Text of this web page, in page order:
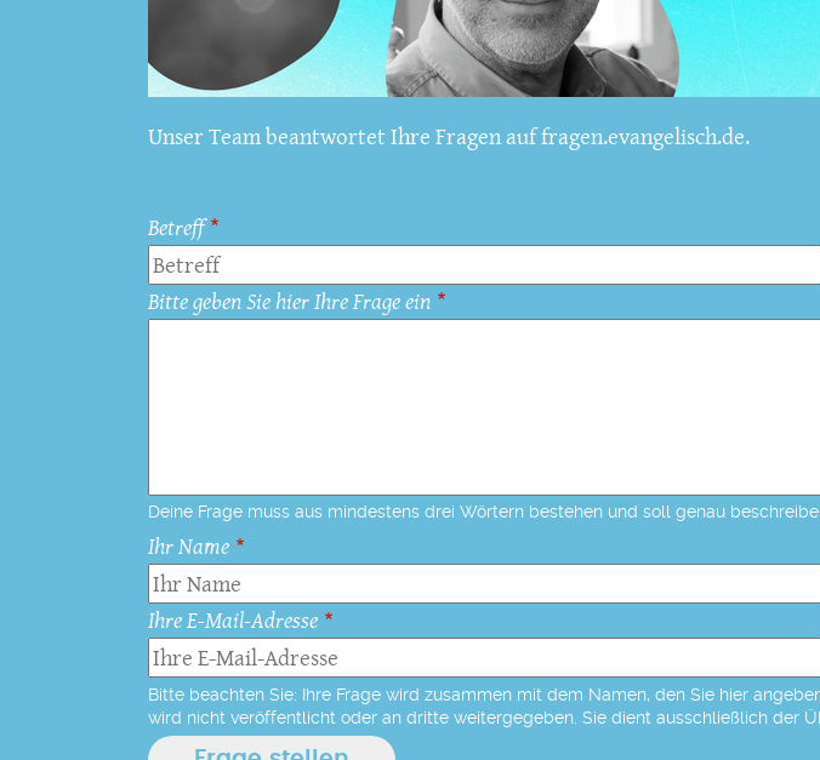
Unser Team beantwortet Ihre Fragen auf fragen.evangelisch.de.
Betreff
Bitte geben Sie hier Ihre Frage ein
Deine Frage muss aus mindestens drei Wörtern bestehen und soll genau
Ihr Name
Ihre E-Mail-Adresse
Bitte beachten Sie: Ihre Frage wird zusammen mit dem Namen, den Sie hier
wird nicht veröffentlicht oder an dritte weitergegeben. Sie dient ausschließlich der